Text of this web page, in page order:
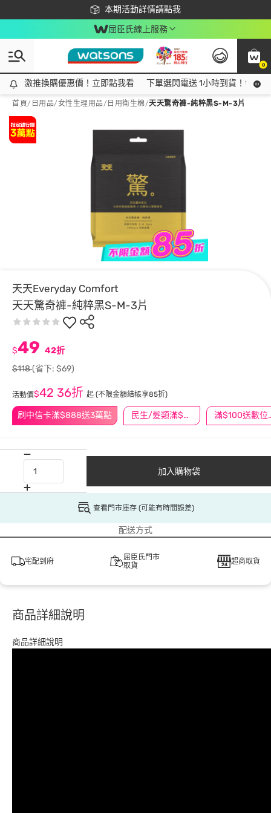
本期活動詳情請點我
下載app最高回饋$350
屈臣氏線上服務
0
激推換購優惠價！立即點我看
激推換購優惠價！立即點我看 下單選閃電送 1小時到貨！領神
首頁/ 日用品/女性生理用品/ 日用衛生棉/天天驚奇褲-純粹黑S-M-3片
天天Everyday Comfort
天天驚奇褲-純粹黑S-M-3片
刷中信卡滿$888送3萬點 民生/髮類滿$388送舒潔冰巾 滿
$49 42折
$118(省下: $69)
活動價$42 36折 起 (不限金額結帳享85折)
加入購物袋
查看門市庫存 (可能有時間誤差)
配送方式
宅配到府
屈臣氏門市
取貨
超商取貨
商品詳細說明
商品詳細說明